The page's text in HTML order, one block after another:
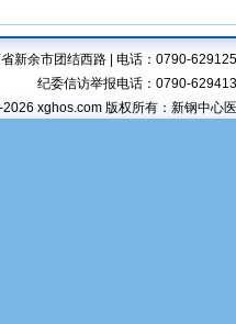
矫正手
、角膜移
手术、眼
石义眼座
形术、泪
卫生系统
协会口腔
口腔医学
副主委、
牙髓病学
于江西
省新余市团结西路 | 电话：0790-
纪委信访举报电话：0790-
xghos.com 版权所有：新钢中